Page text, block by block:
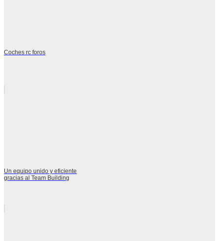
Coches rc foros
Un equipo unido y eficiente
gracias al Team Building